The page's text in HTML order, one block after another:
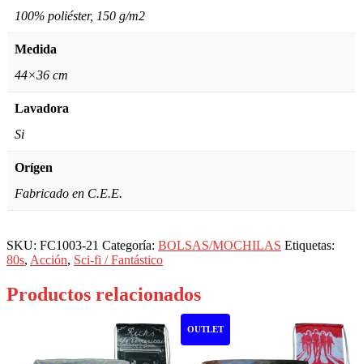
100% poliéster, 150 g/m2
Medida
44×36 cm
Lavadora
Si
Orígen
Fabricado en C.E.E.
SKU: FC1003-21 Categoría: BOLSAS/MOCHILAS Etiquetas:
80s, Acción, Sci-fi / Fantástico
Productos relacionados
OUTLET